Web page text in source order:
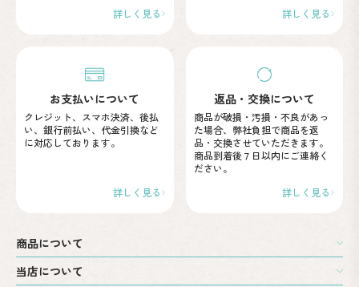
詳しく見る
詳しく見る
お支払いについて
クレジット、スマホ決済、後払
い、 銀行前払い、代金引換など
に対応しております。
詳しく見る
返品・交換について
商品が破損・汚損・不良があっ
た場合、弊社負担で商品を返
品・交換させていただきます。
商品到着後７日以内にご連絡く
ださい。
詳しく見る
商品について
当店について